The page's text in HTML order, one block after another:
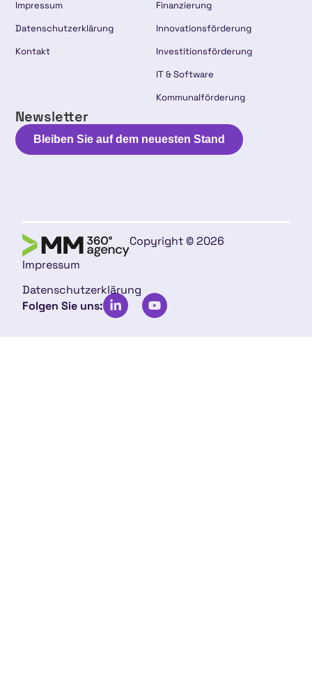
Impressum
Datenschutzerklärung
Kontakt
Finanzierung
Innovationsförderung
Investitionsförderung
IT & Software
Kommunalförderung
Newsletter
Bleiben Sie auf dem neuesten Stand
Copyright © 2026
Impressum
Datenschutzerklärung
Folgen Sie uns: